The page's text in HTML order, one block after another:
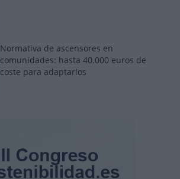
Normativa de ascensores en
comunidades: hasta 40.000 euros de
coste para adaptarlos